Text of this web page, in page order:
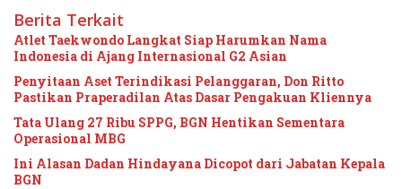
Berita Terkait
Atlet Taekwondo Langkat Siap Harumkan Nama
Indonesia di Ajang Internasional G2 Asian
Penyitaan Aset Terindikasi Pelanggaran, Don Ritto
Pastikan Praperadilan Atas Dasar Pengakuan Kliennya
Tata Ulang 27 Ribu SPPG, BGN Hentikan Sementara
Operasional MBG
Ini Alasan Dadan Hindayana Dicopot dari Jabatan Kepala
BGN